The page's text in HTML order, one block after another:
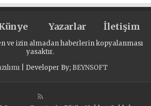
Yazarlar İletişim
ve izin almadan haberlerin kopyalanması
yasaktır.
| Developer By; BEYNSOFT